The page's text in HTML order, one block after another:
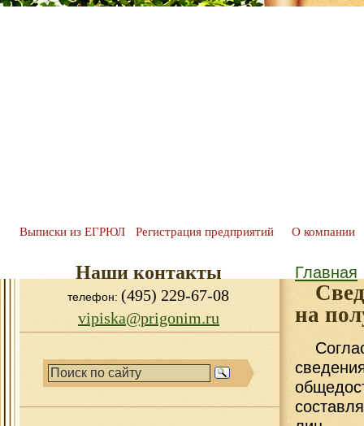
Выписки из ЕГРЮЛ Регистрация предприятий О компании
Наши контакты
телефон:(495) 229-67-08
vipiska@prigonim.ru
Главная
на